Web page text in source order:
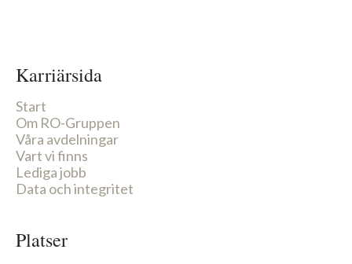
Karriärsida
Start
Om RO-Gruppen
Våra avdelningar
Vart vi finns
Lediga jobb
Data och integritet
Platser